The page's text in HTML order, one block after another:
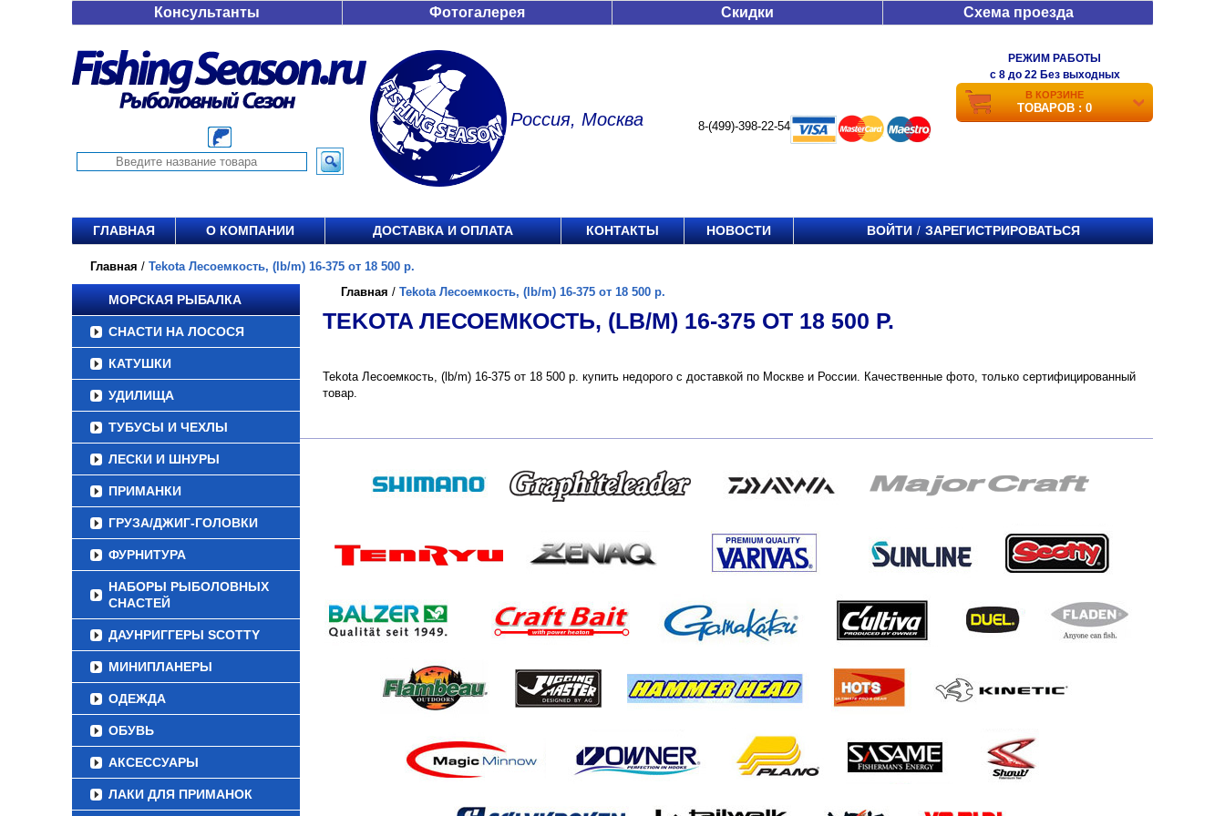
Консультанты Фотогалерея Скидки Схема проезда
Россия, Москва 8-(499)-398-22-54
РЕЖИМ РАБОТЫ
c 8 до 22 Без выходных
В КОРЗИНЕ
ТОВАРОВ : 0
ГЛАВНАЯ О КОМПАНИИ ДОСТАВКА И ОПЛАТА КОНТАКТЫ НОВОСТИ ВОЙТИ / ЗАРЕГИСТРИРОВАТЬСЯ
Главная / Tekota Лесоемкость, (lb/m) 16-375 от 18 500 р.
МОРСКАЯ РЫБАЛКА
СНАСТИ НА ЛОСОСЯ
КАТУШКИ
УДИЛИЩА
ТУБУСЫ И ЧЕХЛЫ
ЛЕСКИ И ШНУРЫ
ПРИМАНКИ
ГРУЗА/ДЖИГ-ГОЛОВКИ
ФУРНИТУРА
НАБОРЫ РЫБОЛОВНЫХ
СНАСТЕЙ
ДАУНРИГГЕРЫ SCOTTY
МИНИПЛАНЕРЫ
ОДЕЖДА
ОБУВЬ
АКСЕССУАРЫ
ЛАКИ ДЛЯ ПРИМАНОК
Главная / Tekota Лесоемкость, (lb/m) 16-375 от 18 500 р.
TEKOTA ЛЕСОЕМКОСТЬ, (LB/M) 16-375 ОТ 18 500 Р.
Tekota Лесоемкость, (lb/m) 16-375 от 18 500 р. купить недорого с доставкой по Москве и России. Качественные фото, только сертифицированный
товар.